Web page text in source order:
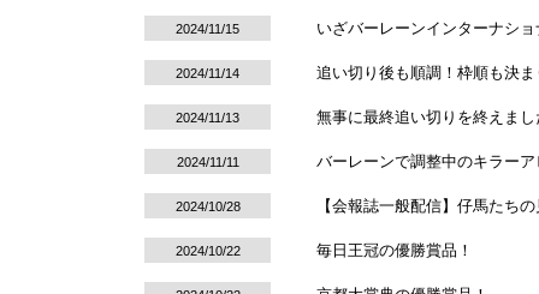
2024/11/15 いざバーレーンインターナシ
2024/11/14 追い切り後も順調！枠順も決
2024/11/13 無事に最終追い切りを終えまし
2024/11/11 バーレーンで調整中のキラー
2024/10/28 【会報誌一般配信】仔馬たち
2024/10/22 毎日王冠の優勝賞品！